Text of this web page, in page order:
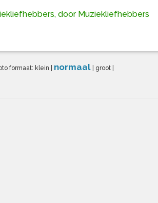
door Muziekliefhebbers
formaat: klein normaal groot